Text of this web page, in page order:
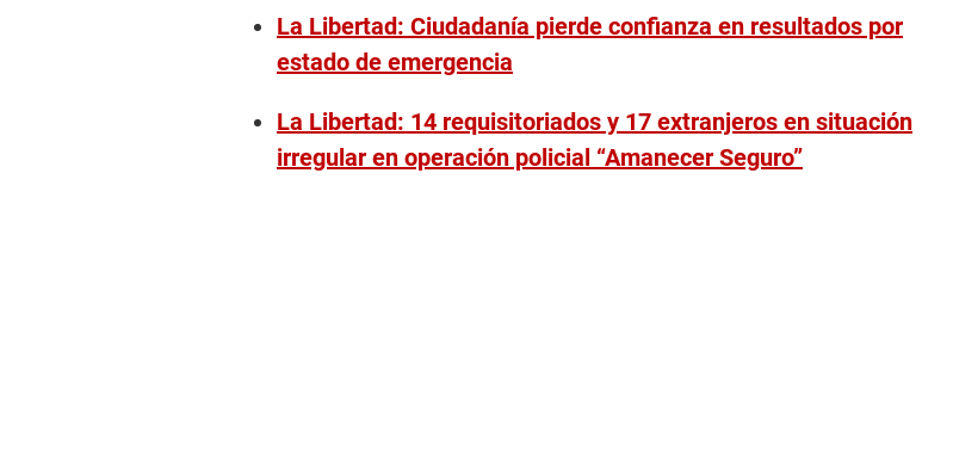
La Libertad: Ciudadanía pierde confianza en resultados por
estado de emergencia
La Libertad: 14 requisitoriados y 17 extranjeros en situación
irregular en operación policial “Amanecer Seguro”